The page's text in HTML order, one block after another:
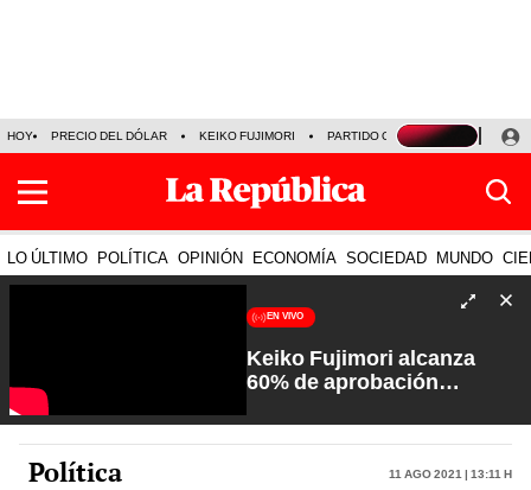
HOY PRECIO DEL DÓLAR KEIKO FUJIMORI PARTIDO OBRAS ARMONÍA 10
LO ÚLTIMO POLÍTICA OPINIÓN ECONOMÍA SOCIEDAD MUNDO
EN VIVO
Keiko Fujimori alcanza
60% de aprobación
Rosa María Palacios
Política 11 Ago 2021 | 13:11 h